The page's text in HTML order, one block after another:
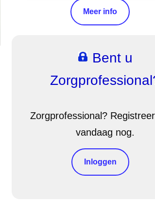
Meer info
Bent u
Zorgprofessional?
vandaag nog.
Inloggen